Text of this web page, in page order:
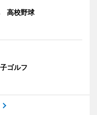
高校野球
ゴルフ